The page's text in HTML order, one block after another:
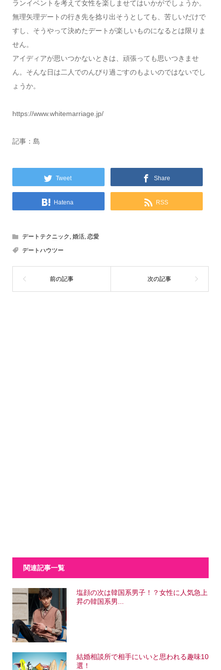
ランイベントを考えて女性を楽しませてはいかがでしょうか。
無理矢理デートの行き先を捻り出そうとしても、苦しいだけで
すし、そうやって決めたデートが楽しいものになるとは限りま
せん。
アイディアが思いつかないときは、頑張っても思いつきませ
ん。そんな日は二人でのんびり過ごすのもよいのではないでし
ょうか。
https://www.whitemarriage.jp/
記事：島
Tweet Share
Hatena RSS
デートテクニック 婚活, 恋愛
デートハウツー
関連記事一覧
塩顔の次は韓国系男子！？女性に人気急上
昇の韓国系男...
結婚相談所で相手にいいと思われる趣味10
選！